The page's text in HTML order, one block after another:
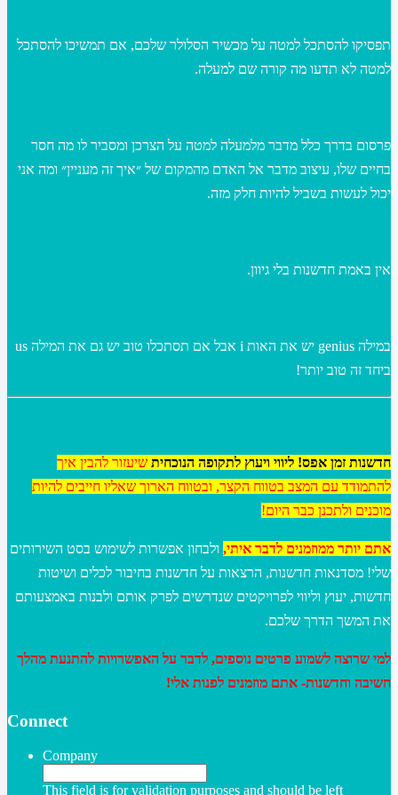
תפסיקו להסתכל למטה על מכשיר הסלולר שלכם, אם תמשיכו להסתכל
למטה לא תדעו מה קורה שם למעלה.
פרסום בדרך כלל מדבר מלמעלה למטה על הצרכן ומסביר לו מה חסר
בחיים שלו, עיצוב מדבר אל האדם מהמקום של ״איך זה מעניין״ ומה אני
יכול לעשות בשביל להיות חלק מזה.
אין באמת חדשנות בלי גיוון.
במילה genius יש את האות i אבל אם תסתכלו טוב יש גם את המילה us
ביחד זה טוב יותר!
חדשנות זמן אפס! ליווי ויעוץ לתקופה הנוכחית שיעזור להבין איך
להתמודד עם המצב בטווח הקצר, ובטווח הארוך שאליו חייבים להיות
מוכנים ולתכנן כבר היום!
אתם יותר ממוזמנים לדבר איתי, ולבחון אפשרות לשימוש בסט השירותים
שלי! מסדנאות חדשנות, הרצאות על חדשנות בחיבור לכלים ושיטות
חדשות, יעוץ וליווי לפרויקטים שנדרשים לפרק אותם ולבנות באמצעותם
את המשך הדרך שלכם.
למי שרוצה לשמוע פרטים נוספים, לדבר על האפשרויות להתנעת מהלך
חשיבה וחדשנות- אתם מוזמנים לפנות אלי!
Connect
Company
This field is for validation purposes and should be left